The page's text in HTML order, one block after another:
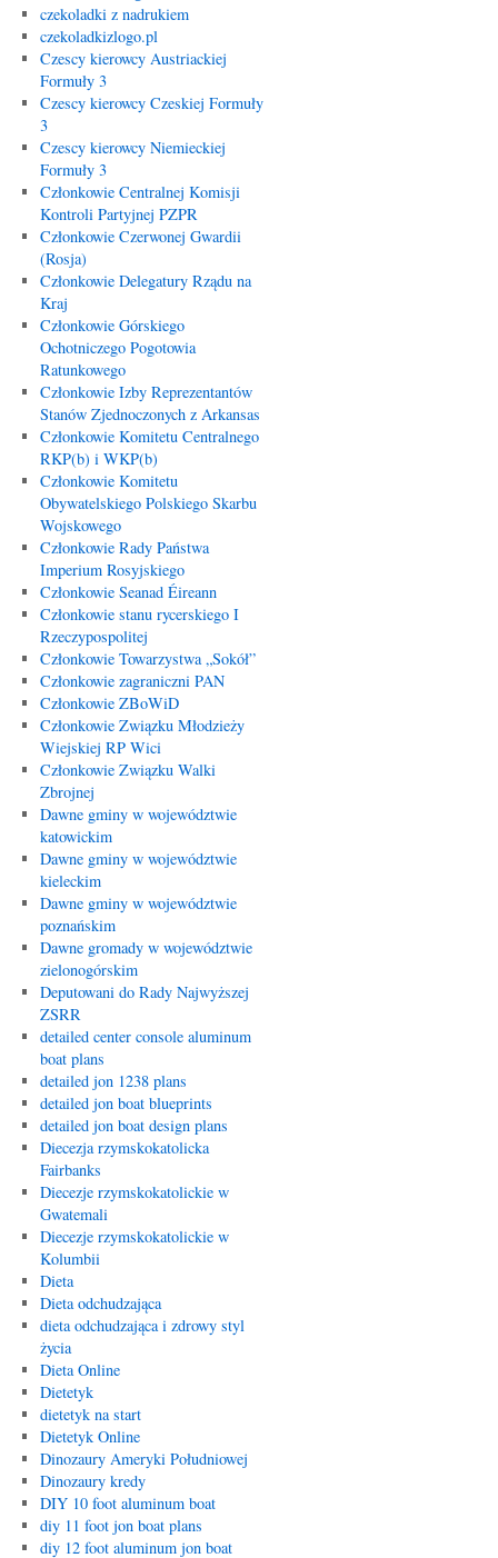
czekoladki z nadrukiem
czekoladkizlogo.pl
Czescy kierowcy Austriackiej
Formuły 3
Czescy kierowcy Czeskiej Formuły
3
Czescy kierowcy Niemieckiej
Formuły 3
Członkowie Centralnej Komisji
Kontroli Partyjnej PZPR
Członkowie Czerwonej Gwardii
(Rosja)
Członkowie Delegatury Rządu na
Kraj
Członkowie Górskiego
Ochotniczego Pogotowia
Ratunkowego
Członkowie Izby Reprezentantów
Stanów Zjednoczonych z Arkansas
Członkowie Komitetu Centralnego
RKP(b) i WKP(b)
Członkowie Komitetu
Obywatelskiego Polskiego Skarbu
Wojskowego
Członkowie Rady Państwa
Imperium Rosyjskiego
Członkowie Seanad Éireann
Członkowie stanu rycerskiego I
Rzeczypospolitej
Członkowie Towarzystwa „Sokół”
Członkowie zagraniczni PAN
Członkowie ZBoWiD
Członkowie Związku Młodzieży
Wiejskiej RP Wici
Członkowie Związku Walki
Zbrojnej
Dawne gminy w województwie
katowickim
Dawne gminy w województwie
kieleckim
Dawne gminy w województwie
poznańskim
Dawne gromady w województwie
zielonogórskim
Deputowani do Rady Najwyższej
ZSRR
detailed center console aluminum
boat plans
detailed jon 1238 plans
detailed jon boat blueprints
detailed jon boat design plans
Diecezja rzymskokatolicka
Fairbanks
Diecezje rzymskokatolickie w
Gwatemali
Diecezje rzymskokatolickie w
Kolumbii
Dieta
Dieta odchudzająca
dieta odchudzająca i zdrowy styl
życia
Dieta Online
Dietetyk
dietetyk na start
Dietetyk Online
Dinozaury Ameryki Południowej
Dinozaury kredy
DIY 10 foot aluminum boat
diy 11 foot jon boat plans
diy 12 foot aluminum jon boat